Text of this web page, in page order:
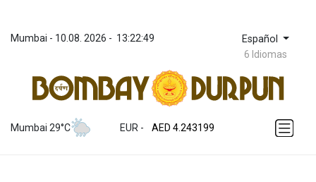
Mumbai - 10.08. 2026 - 13:22:49 Español
6 Idiomas
Mumbai 29°C EUR -
ZWL 372.037716
AED 4.243199
AFN 76.816385